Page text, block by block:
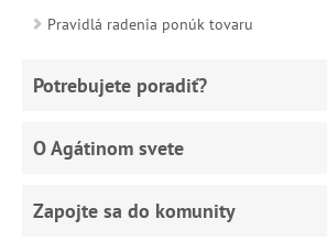
Pravidlá radenia ponúk tovaru
Potrebujete poradiť?
O Agátinom svete
Zapojte sa do komunity